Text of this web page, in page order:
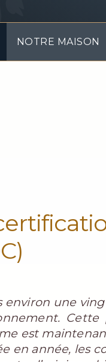
NOTRE MAISON
environ une
est
en année, les